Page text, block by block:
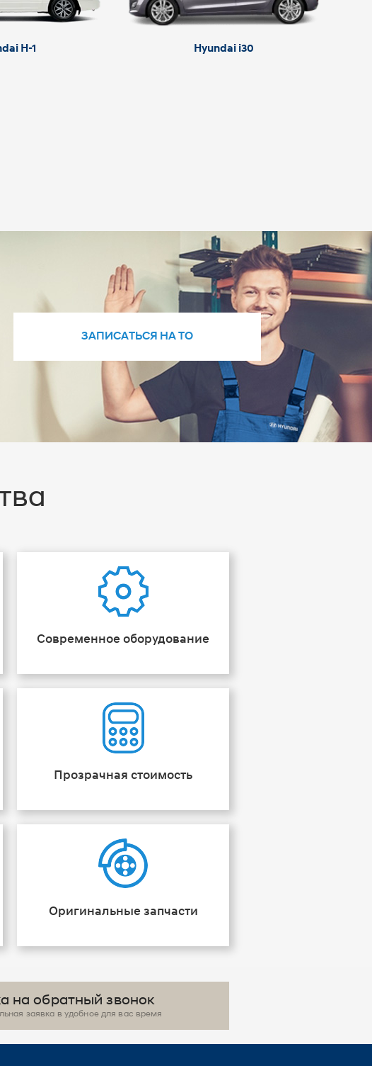
H-1 Hyundai i30
ЗАПИСАТЬСЯ НА ТО
Современное оборудование
Прозрачная стоимость
Оригинальные запчасти
на обратный звонок
заявка в удобное для вас время